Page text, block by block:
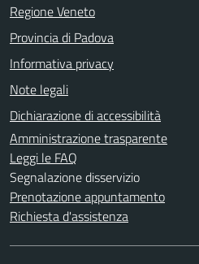
Regione Veneto
Provincia di Padova
Informativa privacy
Note legali
Dichiarazione di accessibilità
Amministrazione trasparente
Leggi le FAQ
Segnalazione disservizio
Prenotazione appuntamento
Richiesta d'assistenza